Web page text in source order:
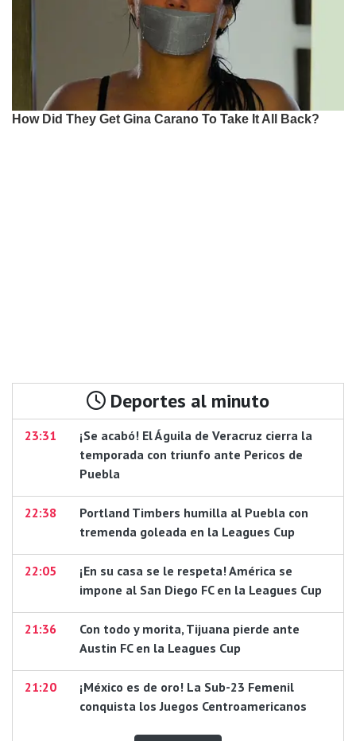
Deportes al minuto
23:31
¡Se acabó! El Águila de Veracruz cierra la
temporada con triunfo ante Pericos de
Puebla
22:38
Portland Timbers humilla al Puebla con
tremenda goleada en la Leagues Cup
22:05
¡En su casa se le respeta! América se
impone al San Diego FC en la Leagues Cup
21:36
Con todo y morita, Tijuana pierde ante
Austin FC en la Leagues Cup
21:20
¡México es de oro! La Sub-23 Femenil
conquista los Juegos Centroamericanos